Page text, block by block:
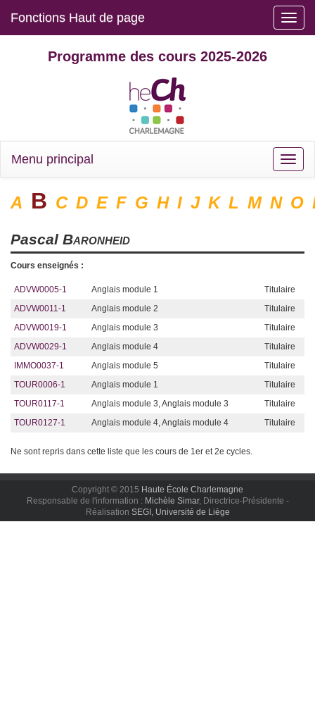
Toggle
Fonctions Haut de page
Programme des cours 2025-2026
Toggle
Menu principal
A B C D E F G H I J K L M N O
Pascal Baronheid
Cours enseignés :
ADVW0005-1 Anglais module 1
Titulaire
ADVW0011-1
Anglais module 2
Titulaire
ADVW0019-1
Anglais module 3
Titulaire
ADVW0029-1
Anglais module 4
Titulaire
IMMO0037-1
Anglais module 5
Titulaire
TOUR0006-1
Anglais module 1
Titulaire
TOUR0117-1
Anglais module 3, Anglais module 3
Titulaire
TOUR0127-1
Anglais module 4, Anglais module 4 Titulaire
Ne sont repris dans cette liste que les cours de 1er et 2e cycles.
Copyright © 2015 Haute École Charlemagne
Responsable de l'information : Michèle Simar, Directrice-Présidente -
Réalisation SEGI, Université de Liège